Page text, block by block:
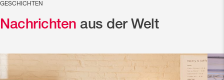
GESCHICHTEN
Nachrichten aus der Welt